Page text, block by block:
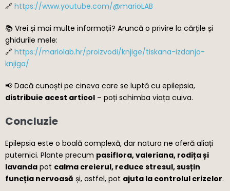
🔗 https://www.youtube.com/@marioLAB
📚 Vrei și mai multe informații? Aruncă o privire la cărțile și
ghidurile mele:
🔗 https://mariolab.hr/proizvodi/knjige/tiskana-izdanja-
knjiga/
📢 Dacă cunoști pe cineva care se luptă cu epilepsia,
distribuie acest articol – poți schimba viața cuiva.
Concluzie
Epilepsia este o boală complexă, dar natura ne oferă aliați
puternici. Plante precum pasiflora, valeriana, rodița și
lavanda pot calma creierul, reduce stresul, susțin
funcția nervoasă și, astfel, pot ajuta la controlul crizelor.